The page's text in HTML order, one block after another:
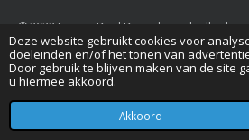
Deze website gebruikt cookies voor
doeleinden en/of het tonen van
Door gebruik te blijven maken van de site
u hiermee akkoord.
Akkoord
© 2022 Jan van Driel Dierenbenodigdheden
Powered byJouwWeb